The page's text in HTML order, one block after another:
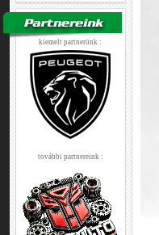
kiemelt partnerünk :
további partnereink :